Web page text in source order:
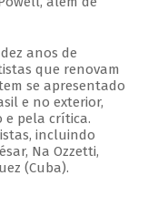
anos de
que renovam
se apresentado
e no exterior,
e pela crítica.
incluindo
Na Ozzetti,
(Cuba).